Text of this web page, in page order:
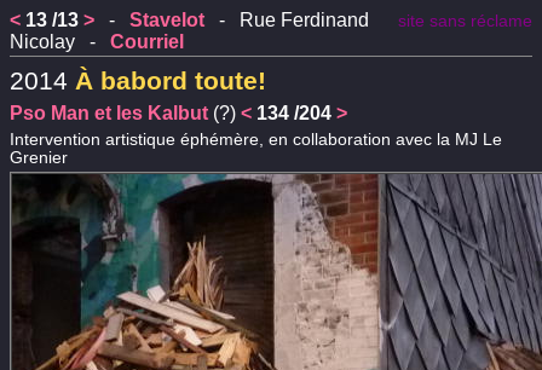
site sans réclame
< 13 /13 > - Stavelot - Rue Ferdinand
Nicolay - Courriel
2014 À babord toute!
Pso Man et les Kalbut (?) < 134 /204 >
Intervention artistique éphémère, en collaboration avec la MJ Le
Grenier